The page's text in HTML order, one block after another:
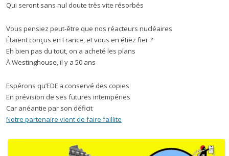
Qui seront sans nul doute très vite résorbés
Vous pensiez peut-être que nos réacteurs nucléaires
Étaient conçus en France, et vous en étiez fier ?
Eh bien pas du tout, on a acheté les plans
À Westinghouse, il y a 50 ans
Espérons qu’EDF a conservé des copies
En prévision de ses futures intempéries
Car anéantie par son déficit
Notre partenaire vient de faire faillite